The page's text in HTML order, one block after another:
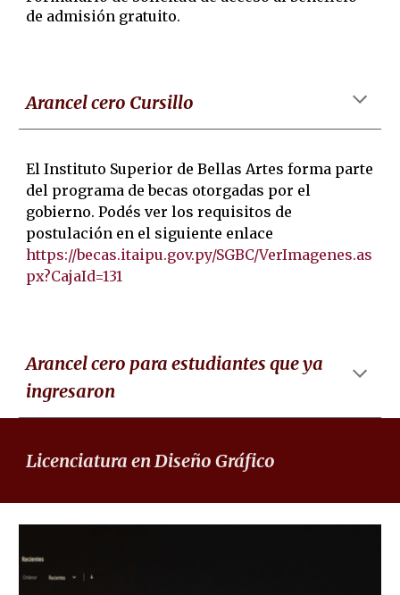
de admisión gratuito.
Arancel cero Cursillo
El Instituto Superior de Bellas Artes forma parte
del programa de becas otorgadas por el
gobierno. Podés ver los requisitos de
postulación en el siguiente enlace
https://becas.itaipu.gov.py/SGBC/VerImagenes.as
px?CajaId=131
Arancel cero para estudiantes que ya
ingresaron
Licenciatura en Diseño Gráfico